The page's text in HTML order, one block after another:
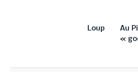
Loup
Au
«